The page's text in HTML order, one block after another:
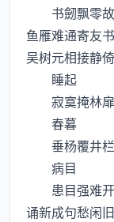
书劒飘零故
鱼雁难通寄友
吴树元相接静
睡起
寂寞掩林扉
春暮
垂杨覆井栏
病目
患目强难开
诵新成句愁闲